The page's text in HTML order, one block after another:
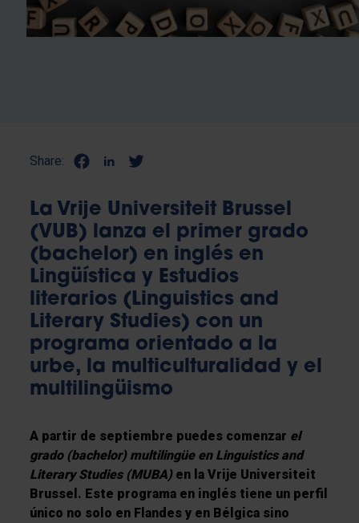
Share:
La Vrije Universiteit Brussel
(VUB) lanza el primer grado
(bachelor) en inglés en
Lingüística y Estudios
literarios (Linguistics and
Literary Studies) con un
programa orientado a la
urbe, la multiculturalidad y el
multilingüismo
A partir de septiembre puedes comenzar el
grado (bachelor) multilingüe en Linguistics and
Literary Studies (MUBA)en la Vrije Universiteit
Brussel. Este programa en inglés tiene un perfil
único no solo en Flandes y en Bélgica sino